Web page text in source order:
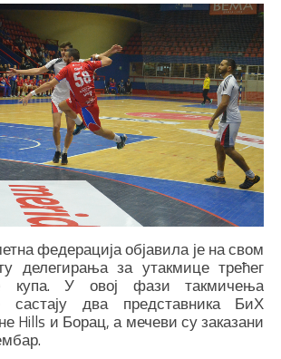
федерација објавила је на свом
делегирања за утакмице трећег
купа. У овој фази такмичења
састају два представника БиХ
Hills и Борац, а мечеви су заказани